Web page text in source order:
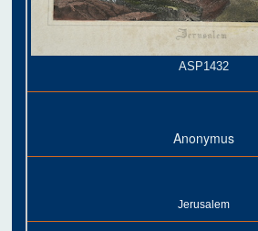
ASP1432
Anonymus
Jerusalem